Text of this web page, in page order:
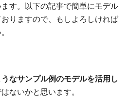
す。以下の記事で簡単にモデル
りますので、もしよろしければ
なサンプル例のモデルを活用し
ないかと思います。